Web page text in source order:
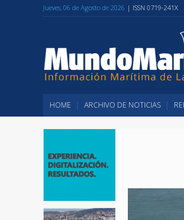
Jueves, 06 de Agosto de 2026 | ISSN 0719-241X
HOME ARCHIVO DE NOTICIAS